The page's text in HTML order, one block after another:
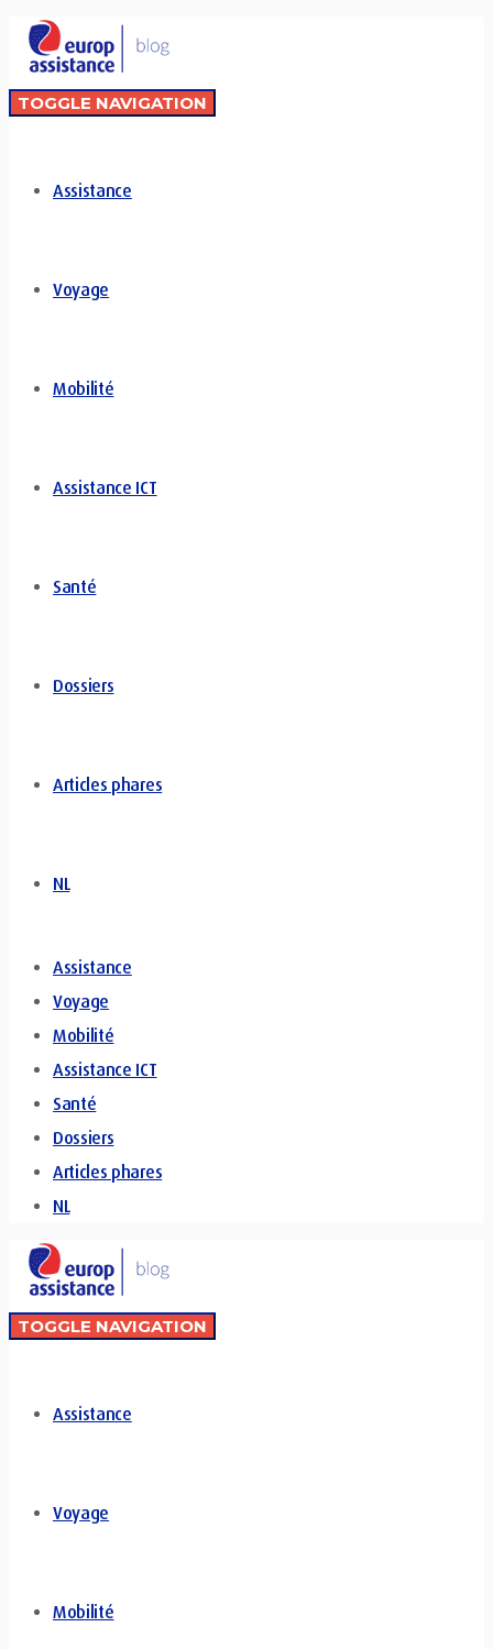
TOGGLE NAVIGATION
Assistance
Voyage
Mobilité
Assistance ICT
Santé
Dossiers
Articles phares
NL
Assistance
Voyage
Mobilité
Assistance ICT
Santé
Dossiers
Articles phares
NL
TOGGLE NAVIGATION
Assistance
Voyage
Mobilité